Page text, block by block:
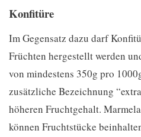
Konfitüre
Im Gegensatz dazu darf
Früchten hergestellt werden
von mindestens 350g pro
zusätzliche Bezeichnung
höheren Fruchtgehalt.
können Fruchtstücke